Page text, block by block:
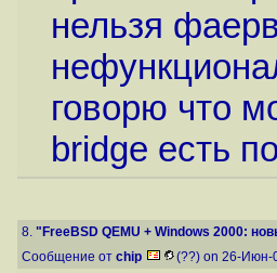
нельзя
говорю что
bridge есть
8. "FreeBSD QEMU + Windows 2000:
Сообщение от chip (??) on 26-Июн-